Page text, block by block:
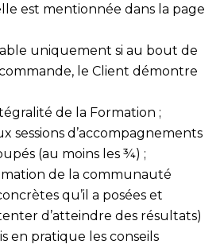
est mentionnée dans la page
uniquement si au bout de
le Client démontre
de la Formation ;
sessions d’accompagnements
(au moins les ¾) ;
de la communauté
qu’il a posées et
d’atteindre des résultats)
en pratique les conseils